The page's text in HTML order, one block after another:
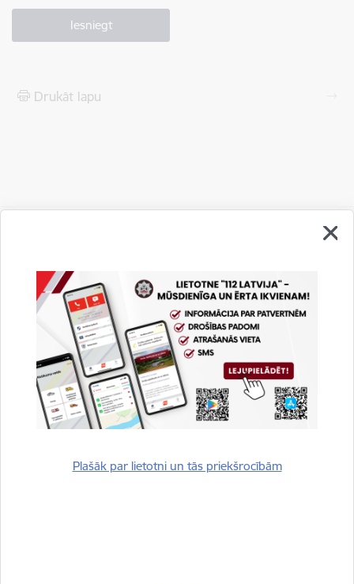
Plašāk par lietotni un tās priekšrocībām
Drukāt lapu
Vai šī informācija bija noderīga?
Sniegt atsauksmi